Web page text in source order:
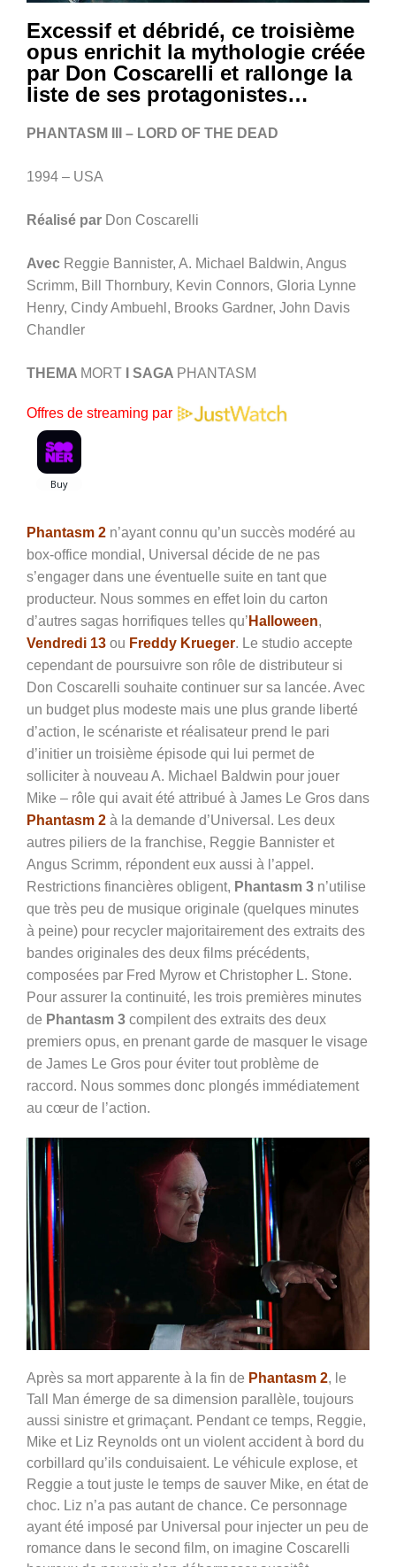
Excessif et débridé, ce troisième
opus enrichit la mythologie créée
par Don Coscarelli et rallonge la
liste de ses protagonistes…
PHANTASM III – LORD OF THE DEAD
1994 – USA
Réalisé par Don Coscarelli
Avec Reggie Bannister, A. Michael Baldwin, Angus
Scrimm, Bill Thornbury, Kevin Connors, Gloria Lynne
Henry, Cindy Ambuehl, Brooks Gardner, John Davis
Chandler
THEMA MORT I SAGA PHANTASM
Offres de streaming par
Phantasm 2 n’ayant connu qu’un succès modéré au
box-office mondial, Universal décide de ne pas
s’engager dans une éventuelle suite en tant que
producteur. Nous sommes en effet loin du carton
d’autres sagas horrifiques telles qu’ Halloween,
Vendredi 13 ou Freddy Krueger. Le studio accepte
cependant de poursuivre son rôle de distributeur si
Don Coscarelli souhaite continuer sur sa lancée. Avec
un budget plus modeste mais une plus grande liberté
d’action, le scénariste et réalisateur prend le pari
d’initier un troisième épisode qui lui permet de
solliciter à nouveau A. Michael Baldwin pour jouer
Mike – rôle qui avait été attribué à James Le Gros dans
Phantasm 2 à la demande d’Universal. Les deux
autres piliers de la franchise, Reggie Bannister et
Angus Scrimm, répondent eux aussi à l’appel.
Restrictions financières obligent, Phantasm 3 n’utilise
que très peu de musique originale (quelques minutes
à peine) pour recycler majoritairement des extraits des
bandes originales des deux films précédents,
composées par Fred Myrow et Christopher L. Stone.
Pour assurer la continuité, les trois premières minutes
de Phantasm 3 compilent des extraits des deux
premiers opus, en prenant garde de masquer le visage
de James Le Gros pour éviter tout problème de
raccord. Nous sommes donc plongés immédiatement
au cœur de l’action.
Après sa mort apparente à la fin de Phantasm 2, le
Tall Man émerge de sa dimension parallèle, toujours
aussi sinistre et grimaçant. Pendant ce temps, Reggie,
Mike et Liz Reynolds ont un violent accident à bord du
corbillard qu’ils conduisaient. Le véhicule explose, et
Reggie a tout juste le temps de sauver Mike, en état de
choc. Liz n’a pas autant de chance. Ce personnage
ayant été imposé par Universal pour injecter un peu de
romance dans le second film, on imagine Coscarelli